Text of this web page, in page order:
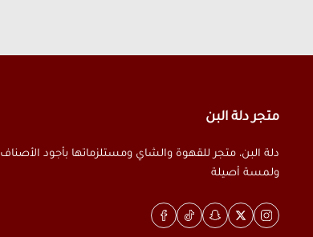
متجر دلة البن
دلة البن، متجر للقهوة والشاي ومستلزماتها بأجود الأصناف
ولمسة أصيلة